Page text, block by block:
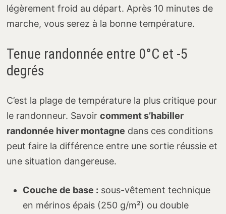
légèrement froid au départ. Après 10 minutes de
marche, vous serez à la bonne température.
Tenue randonnée entre 0°C et -5
degrés
C’est la plage de température la plus critique pour
le randonneur. Savoir comment s’habiller
randonnée hiver montagne dans ces conditions
peut faire la différence entre une sortie réussie et
une situation dangereuse.
Couche de base : sous-vêtement technique
en mérinos épais (250 g/m²) ou double